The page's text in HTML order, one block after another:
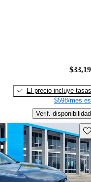
El precio incluye tasas
$598/mes
Verif. disponibilidad